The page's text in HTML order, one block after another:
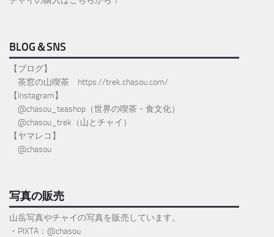
BLOG＆SNS
【ブログ】
茶窓の山喫茶 https://trek.chasou.com/
【Instagram】
@chasou_teashop （世界の喫茶・食文化）
@chasou_trek （山とチャイ）
【ヤマレコ】
@chasou
写真の販売
山岳写真やチャイの写真を販売しています。
・PIXTA：@chasou